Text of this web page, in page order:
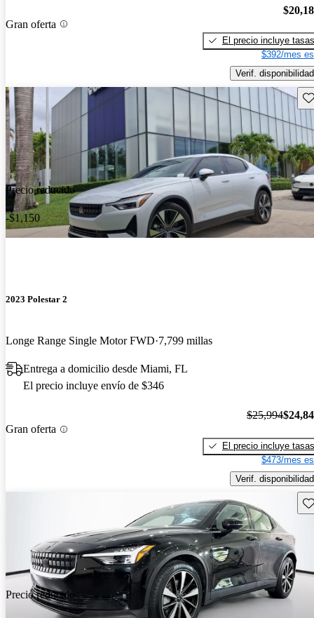
Gran oferta
El precio incluye tasas
$392/mes
Verif. disponibilidad
Precio reducido
-$1,150
2023 Polestar 2
Longe Range Single Motor FWD 7,799 millas
Entrega a domicilio desde Miami, FL
El precio incluye envío de $346
Gran oferta
$25,994
El precio incluye tasas
$473/mes
Verif. disponibilidad
Precio reducido